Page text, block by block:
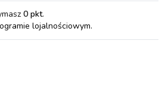
0 pkt.
lojalnościowym.